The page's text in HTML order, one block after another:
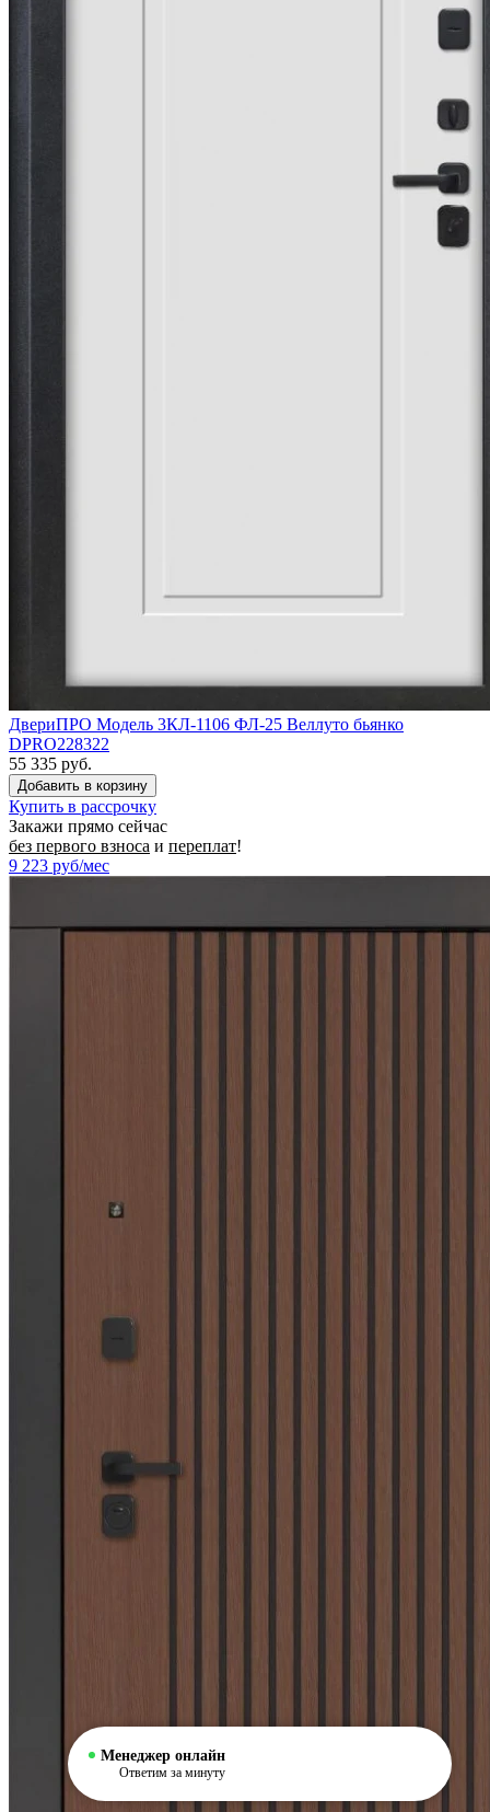
ДвериПРО Модель 3КЛ-1106 ФЛ-25 Веллуто бьянко
DPRO228322
55 335 руб.
Купить в рассрочку
Закажи прямо сейчас
без первого взноса и переплат!
9 223 руб/мес
Менеджер онлайн
Ответим за минуту